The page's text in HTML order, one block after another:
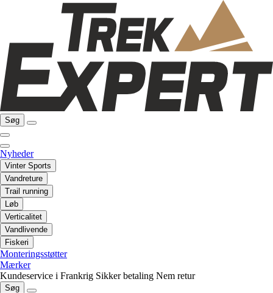
Søg
Nyheder
Vinter Sports
Vandreture
Trail running
Løb
Verticalitet
Vandlivende
Fiskeri
Monteringsstøtter
Mærker
Kundeservice i Frankrig Sikker betaling Nem retur
Søg